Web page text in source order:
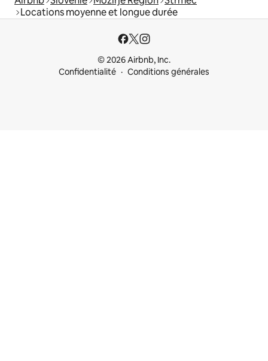
Locations moyenne et longue durée
© 2026 Airbnb, Inc.
Confidentialité
Conditions générales